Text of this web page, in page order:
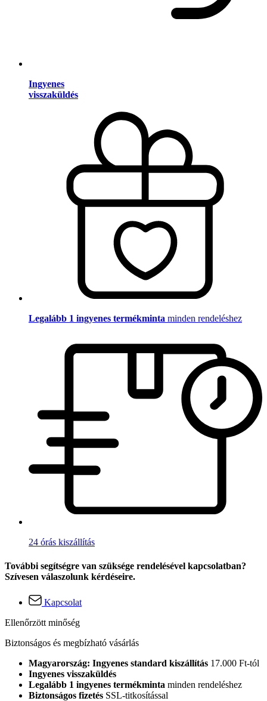
Ingyenes
visszaküldés
Legalább 1 ingyenes termékminta minden rendeléshez
24 órás kiszállítás
További segítségre van szüksége rendelésével kapcsolatban?
Szívesen válaszolunk kérdéseire.
Kapcsolat
Ellenőrzött minőség
Biztonságos és megbízható vásárlás
Magyarország: Ingyenes standard kiszállítás 17.000 Ft-tól
Ingyenes visszaküldés
Legalább 1 ingyenes termékminta minden rendeléshez
Biztonságos fizetés SSL-titkosítással